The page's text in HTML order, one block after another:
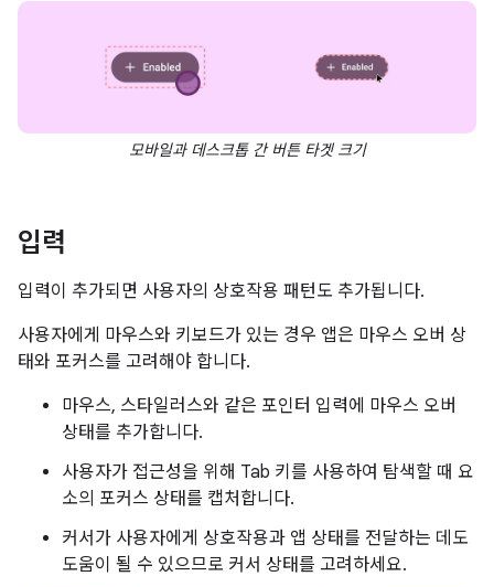
모바일과 데스크톱 간 버튼 타겟 크기
입력
입력이 추가되면 사용자의 상호작용 패턴도 추가됩니다.
사용자에게 마우스와 키보드가 있는 경우 앱은 마우스 오버 상
태와 포커스를 고려해야 합니다.
마우스, 스타일러스와 같은 포인터 입력에 마우스 오버
상태를 추가합니다.
사용자가 접근성을 위해 Tab 키를 사용하여 탐색할 때 요
소의 포커스 상태를 캡처합니다.
커서가 사용자에게 상호작용과 앱 상태를 전달하는 데도
도움이 될 수 있으므로 커서 상태를 고려하세요.